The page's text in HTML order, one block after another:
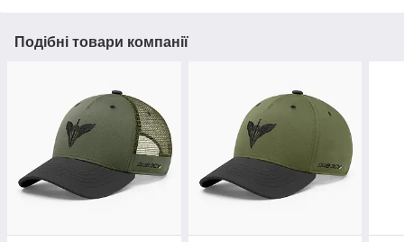
Подібні товари компанії